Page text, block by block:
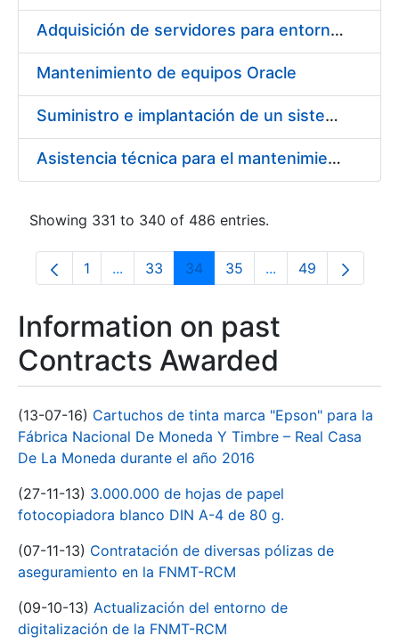
Adquisición de servidores para entorno de producción
Mantenimiento de equipos Oracle
Suministro e implantación de un sistema de seguridad de la información y gestión de eventos de seguridad (SIEM)
Asistencia técnica para el mantenimiento de depuradora de aguas residuales
Showing 331 to 340 of 486 entries.
Page
1 ...Intermediate Pages Use TAB to navigate.
Page
33 Page
34 Page
35 ...Intermediate
Page
49
Information on past
Contracts Awarded
(13-07-16) Cartuchos de tinta marca "Epson" para la
Fábrica Nacional De Moneda Y Timbre – Real Casa
De La Moneda durante el año 2016
(27-11-13) 3.000.000 de hojas de papel
fotocopiadora blanco DIN A-4 de 80 g.
(07-11-13) Contratación de diversas pólizas de
aseguramiento en la FNMT-RCM
(09-10-13) Actualización del entorno de
digitalización de la FNMT-RCM